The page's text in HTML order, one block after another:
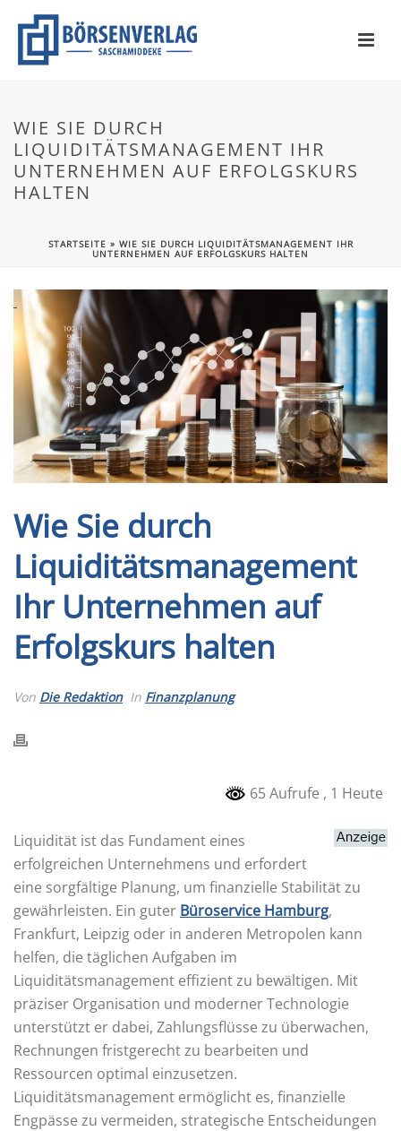
WIE SIE DURCH
LIQUIDITÄTSMANAGEMENT IHR
UNTERNEHMEN AUF ERFOLGSKURS
HALTEN
STARTSEITE » WIE SIE DURCH LIQUIDITÄTSMANAGEMENT IHR
UNTERNEHMEN AUF ERFOLGSKURS HALTEN
Wie Sie durch
Liquiditätsmanagement
Ihr Unternehmen auf
Erfolgskurs halten
Von Die Redaktion In Finanzplanung
65 Aufrufe , 1 Heute
Liquidität ist das Fundament eines
erfolgreichen Unternehmens und erfordert
eine sorgfältige Planung, um finanzielle Stabilität zu
gewährleisten. Ein guter Büroservice Hamburg,
Frankfurt, Leipzig oder in anderen Metropolen kann
helfen, die täglichen Aufgaben im
Liquiditätsmanagement effizient zu bewältigen. Mit
präziser Organisation und moderner Technologie
unterstützt er dabei, Zahlungsflüsse zu überwachen,
Rechnungen fristgerecht zu bearbeiten und
Ressourcen optimal einzusetzen.
Liquiditätsmanagement ermöglicht es, finanzielle
Engpässe zu vermeiden, strategische Entscheidungen